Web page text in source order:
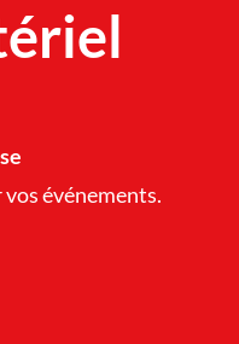
événements.